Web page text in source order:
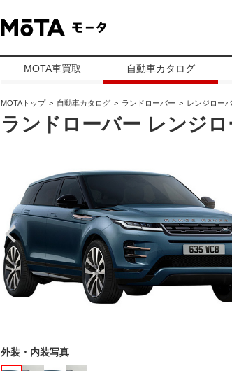
MOTA車買取 自動車カタログ
MOTAトップ 自動車カタログ ランドローバー レンジロー
ランドローバー レンジ
外装・内装写真